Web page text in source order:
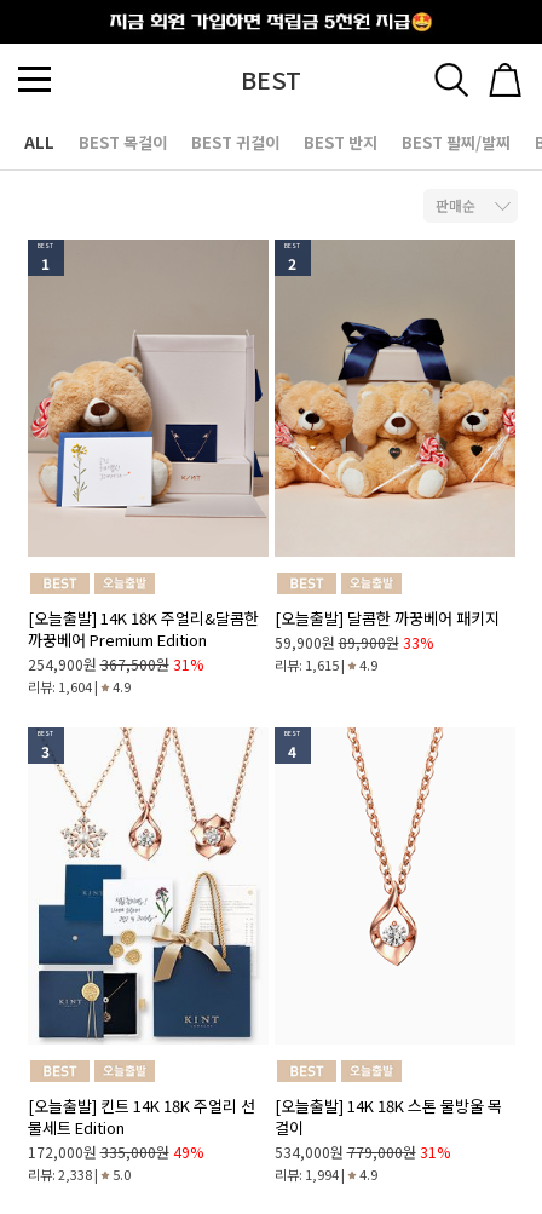
출석체크
BEST
ALL BEST 목걸이 BEST 귀걸이 BEST 반지 BEST 팔찌/발찌
BEST
1
[오늘출발] 14K 18K 주얼리&달콤한
까꿍베어 Premium Edition
254,900원 367,500원 31%
리뷰: 1,604 | 4.9
BEST
2
[오늘출발] 달콤한 까꿍베어 패키지
59,900원 89,900원 33%
리뷰: 1,615 | 4.9
BEST
3
[오늘출발] 킨트 14K 18K 주얼리 선
물세트 Edition
172,000원 335,000원 49%
리뷰: 2,338 | 5.0
BEST
4
[오늘출발] 14K 18K 스톤 물방울 목
걸이
534,000원 779,000원 31%
리뷰: 1,994 | 4.9